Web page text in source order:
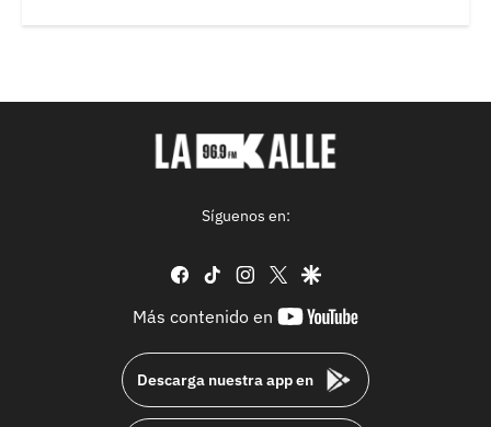
Síguenos en:
facebook
tiktok instagram
twittergoogle
Más contenido en
youtube-
Descarga nuestra app en